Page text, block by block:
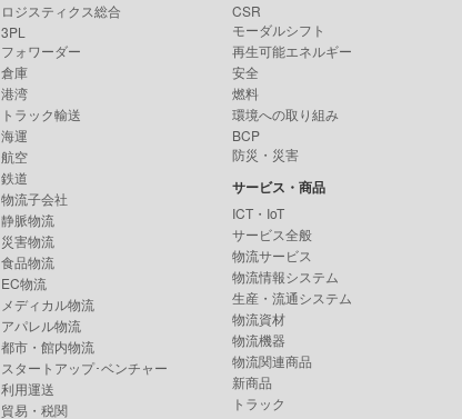
ロジスティクス総合
3PL
フォワーダー
倉庫
港湾
トラック輸送
海運
航空
鉄道
物流子会社
静脈物流
災害物流
食品物流
EC物流
メディカル物流
アパレル物流
都市・館内物流
スタートアップ･ベンチャー
利用運送
貿易・税関
CSR
モーダルシフト
再生可能エネルギー
安全
燃料
環境への取り組み
BCP
防災・災害
サービス・商品
ICT・IoT
サービス全般
物流サービス
物流情報システム
生産・流通システム
物流資材
物流機器
物流関連商品
新商品
トラック